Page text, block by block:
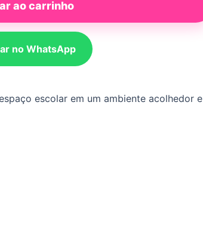
ao carrinho
no WhatsApp
escolar em um ambiente acolhedor e